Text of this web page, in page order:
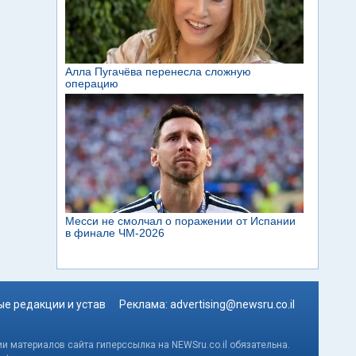
редакции и устав Реклама: advertising@newsru.co.il
сайта гиперссылка на NEWSru.co.il обязательна.